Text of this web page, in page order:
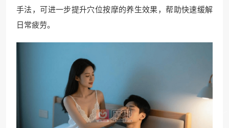
手法，可进一步提升穴位按摩的养生效果，帮助快速缓解
日常疲劳。​